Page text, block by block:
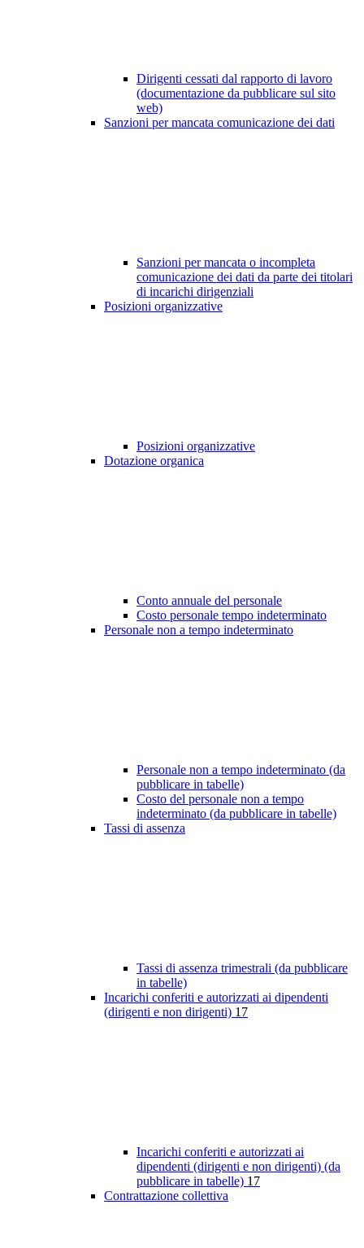
Dirigenti cessati dal rapporto di lavoro
(documentazione da pubblicare sul sito
web)
Sanzioni per mancata comunicazione dei dati
Sanzioni per mancata o incompleta
comunicazione dei dati da parte dei titolari
di incarichi dirigenziali
Posizioni organizzative
Posizioni organizzative
Dotazione organica
Conto annuale del personale
Costo personale tempo indeterminato
Personale non a tempo indeterminato
Personale non a tempo indeterminato (da
pubblicare in tabelle)
Costo del personale non a tempo
indeterminato (da pubblicare in tabelle)
Tassi di assenza
Tassi di assenza trimestrali (da pubblicare
in tabelle)
Incarichi conferiti e autorizzati ai dipendenti
(dirigenti e non dirigenti) 17
Incarichi conferiti e autorizzati ai
dipendenti (dirigenti e non dirigenti) (da
pubblicare in tabelle) 17
Contrattazione collettiva